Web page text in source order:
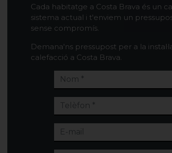
Cada habitatge a Costa Brava és un
sistema actual i t'enviem un
sense compromís.
Demana'ns pressupost per a la
calefacció a Costa Brava.